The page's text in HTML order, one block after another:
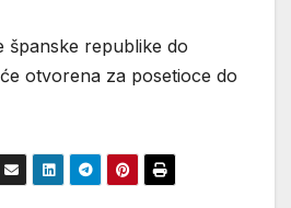
španske republike do
otvorena za posetioce do